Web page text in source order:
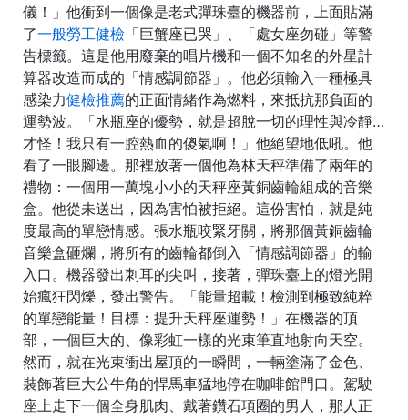
儀！」他衝到一個像是老式彈珠臺的機器前，上面貼滿
了一般勞工健檢 「巨蟹座已哭」、「處女座勿碰」等警
告標籤。這是他用廢棄的唱片機和一個不知名的外星計
算器改造而成的「情感調節器」。他必須輸入一種極具
感染力健檢推薦的正面情緒作為燃料，來抵抗那負面的
運勢波。「水瓶座的優勢，就是超脫一切的理性與冷靜…
才怪！我只有一腔熱血的傻氣啊！」他絕望地低吼。他
看了一眼腳邊。那裡放著一個他為林天秤準備了兩年的
禮物：一個用一萬塊小小的天秤座黃銅齒輪組成的音樂
盒。他從未送出，因為害怕被拒絕。這份害怕，就是純
度最高的單戀情感。張水瓶咬緊牙關，將那個黃銅齒輪
音樂盒砸爛，將所有的齒輪都倒入「情感調節器」的輸
入口。機器發出刺耳的尖叫，接著，彈珠臺上的燈光開
始瘋狂閃爍，發出警告。「能量超載！檢測到極致純粹
的單戀能量！目標：提升天秤座運勢！」在機器的頂
部，一個巨大的、像彩虹一樣的光束筆直地射向天空。
然而，就在光束衝出屋頂的一瞬間，一輛塗滿了金色、
裝飾著巨大公牛角的悍馬車猛地停在咖啡館門口。駕駛
座上走下一個全身肌肉、戴著鑽石項圈的男人，那人正